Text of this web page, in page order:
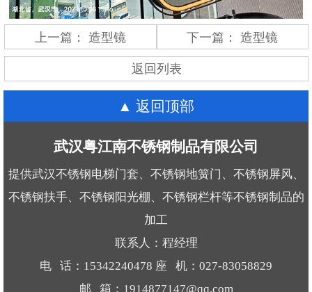
上一篇： 造型镜 下一篇：造型镜
返回列表
返回顶部
武汉粤江南不锈钢制品有限公司
提供武汉不锈钢电梯门套、不锈钢地簧门、不锈钢屏风、
不锈钢扶手、不锈钢阳光棚、不锈钢栏杆等不锈钢制品的
加工
联系人：程经理
电 话：15342240478 座 机：027-83058829
邮 箱：1914877147@qq.com